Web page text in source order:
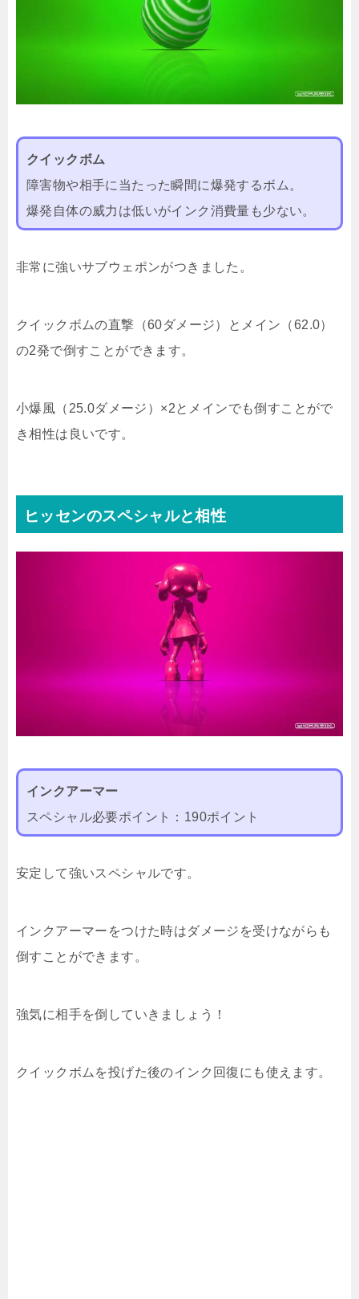
クイックボム
障害物や相手に当たった瞬間に爆発するボム。
爆発自体の威力は低いがインク消費量も少ない。
非常に強いサブウェポンがつきました。
クイックボムの直撃（60ダメージ）とメイン（62.0）
の2発で倒すことができます。
小爆風（25.0ダメージ）×2とメインでも倒すことがで
き相性は良いです。
ヒッセンのスペシャルと相性
インクアーマー
スペシャル必要ポイント：190ポイント
安定して強いスペシャルです。
インクアーマーをつけた時はダメージを受けながらも
倒すことができます。
強気に相手を倒していきましょう！
クイックボムを投げた後のインク回復にも使えます。